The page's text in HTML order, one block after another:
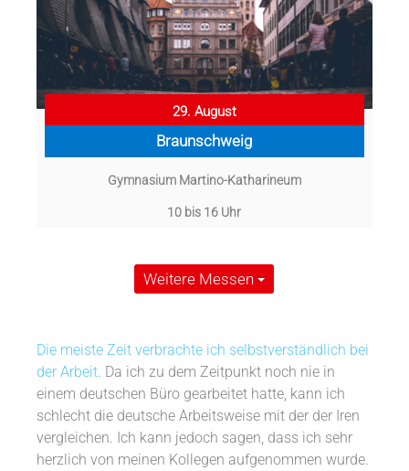
29. August
Braunschweig
Gymnasium Martino-Katharineum
10 bis 16 Uhr
Weitere Messen
Die meiste Zeit verbrachte ich selbstverständlich bei
der Arbeit . Da ich zu dem Zeitpunkt noch nie in
einem deutschen Büro gearbeitet hatte, kann ich
schlecht die deutsche Arbeitsweise mit der der Iren
vergleichen. Ich kann jedoch sagen, dass ich sehr
herzlich von meinen Kollegen aufgenommen wurde.